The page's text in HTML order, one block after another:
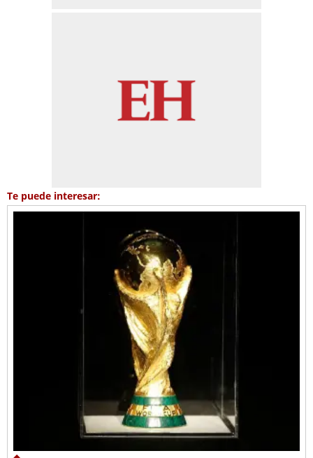
Te puede interesar: